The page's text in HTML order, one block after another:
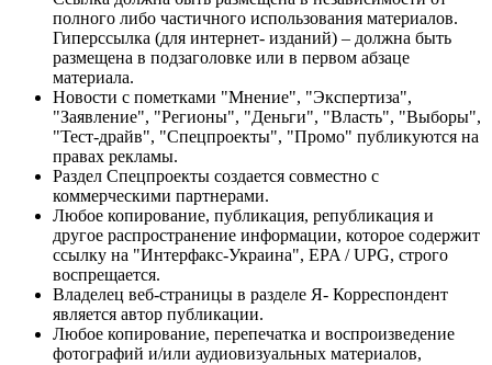
полного либо частичного использования материалов.
Гиперссылка (для интернет- изданий) – должна быть
размещена в подзаголовке или в первом абзаце
материала.
Новости с пометками "Мнение", "Экспертиза",
"Заявление", "Регионы", "Деньги", "Власть", "Выборы",
"Тест-драйв", "Спецпроекты", "Промо" публикуются на
правах рекламы.
Раздел Спецпроекты создается совместно с
коммерческими партнерами.
Любое копирование, публикация, републикация и
другое распространение информации, которое содержит
ссылку на "Интерфакс-Украина", EPA / UPG, строго
воспрещается.
Владелец веб-страницы в разделе Я- Корреспондент
является автор публикации.
Любое копирование, перепечатка и воспроизведение
фотографий и/или аудиовизуальных материалов,